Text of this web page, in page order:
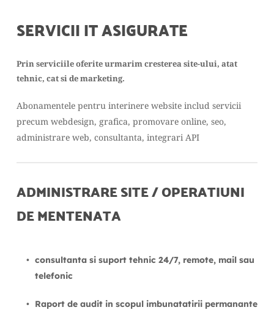
SERVICII IT ASIGURATE
Prin serviciile oferite urmarim cresterea site-ului, atat
tehnic, cat si de marketing.
Abonamentele pentru interinere website includ servicii
precum webdesign, grafica, promovare online, seo,
administrare web, consultanta, integrari API
ADMINISTRARE SITE / OPERATIUNI
DE MENTENATA
consultanta si suport tehnic 24/7, remote, mail sau
telefonic
Raport de audit in scopul imbunatatirii permanante